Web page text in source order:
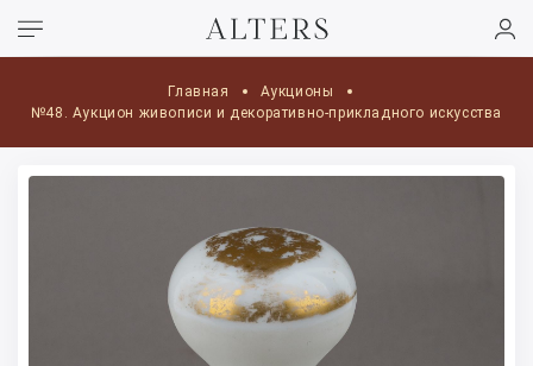
Главная
Аукционы
№48. Аукцион живописи и декоративно-прикладного искусства